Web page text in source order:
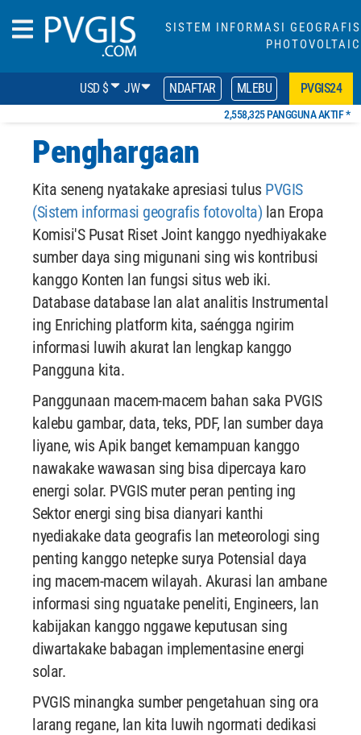
SISTEM INFORMASI GEOGRAFIS
PHOTOVOLTAIC
USD $ JW NDAFTAR MLEBU PVGIS24
2,558,325 PANGGUNA AKTIF *
Penghargaan
Kita seneng nyatakake apresiasi tulus PVGIS
(Sistem informasi geografis fotovolta) lan Eropa
Komisi'S Pusat Riset Joint kanggo nyedhiyakake
sumber daya sing migunani sing wis kontribusi
kanggo Konten lan fungsi situs web iki.
Database database lan alat analitis Instrumental
ing Enriching platform kita, saéngga ngirim
informasi luwih akurat lan lengkap kanggo
Pangguna kita.
Panggunaan macem-macem bahan saka PVGIS
kalebu gambar, data, teks, PDF, lan sumber daya
liyane, wis Apik banget kemampuan kanggo
nawakake wawasan sing bisa dipercaya karo
energi solar. PVGIS muter peran penting ing
Sektor energi sing bisa dianyari kanthi
nyediakake data geografis lan meteorologi sing
penting kanggo netepke surya Potensial daya
ing macem-macem wilayah. Akurasi lan ambane
informasi sing nguatake peneliti, Engineers, lan
kabijakan kanggo nggawe keputusan sing
diwartakake babagan implementasine energi
solar.
PVGIS minangka sumber pengetahuan sing ora
larang regane, lan kita luwih ngormati dedikasi